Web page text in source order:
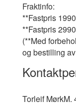
Fraktinfo:
**Fastpris
**Fastpris
(**Med
og bestilling
Torleif MørkM.